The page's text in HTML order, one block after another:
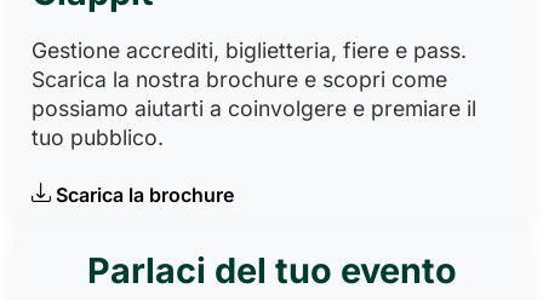
Gestione accrediti, biglietteria, fiere e pass.
Scarica la nostra brochure e scopri come
possiamo aiutarti a coinvolgere e premiare il
tuo pubblico.
Scarica la brochure
Parlaci del tuo evento